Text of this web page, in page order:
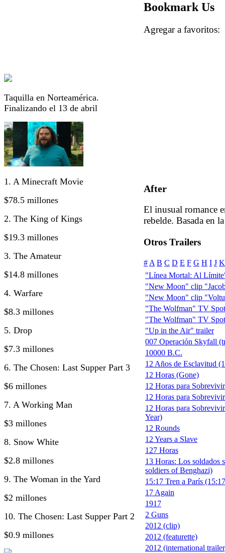
Taquilla en Norteamérica.
Finalizando el 13 de abril
1. A Minecraft Movie
$78.5 millones
2. The King of Kings
$19.3 millones
3. The Amateur
$14.8 millones
4. Warfare
$8.3 millones
5. Drop
$7.3 millones
6. The Chosen: Last Supper Part 3
$6 millones
7. A Working Man
$3 millones
8. Snow White
$2.8 millones
9. The Woman in the Yard
$2 millones
10. The Chosen: Last Supper Part 2
$0.9 millones
Bookmark Us
Agregar a
After
El inusual romance
rebelde. Basada en
Otros Trailers
# A B C D E F G H I J K
"Línea Mortal: Al
"New Moon" clip
"New Moon" clip
"The Wolfman" TV
"The Wolfman" TV
"Up in the Air" trailer
007 Operación Skyfall
10000 B.C.
12 Años de Esclavitud
12 Horas (Gone)
12 Horas para
12 Horas para
12 Horas para
Year)
12 Rounds
12 Years a Slave
127 Horas
13 Horas: Los soldados
soldiers of Benghazi)
15:17 Tren a París
17 Again
1917
2 Guns
2012 (clip)
2012 (featurette)
2012 (international